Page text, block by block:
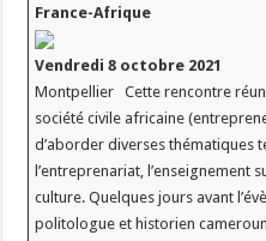
France-Afrique
Vendredi 8 octobre 2021
Montpellier Cette rencontre
société civile africaine
d’aborder diverses thématiques
l’entreprenariat, l’enseignement
culture. Quelques jours avant
politologue et historien